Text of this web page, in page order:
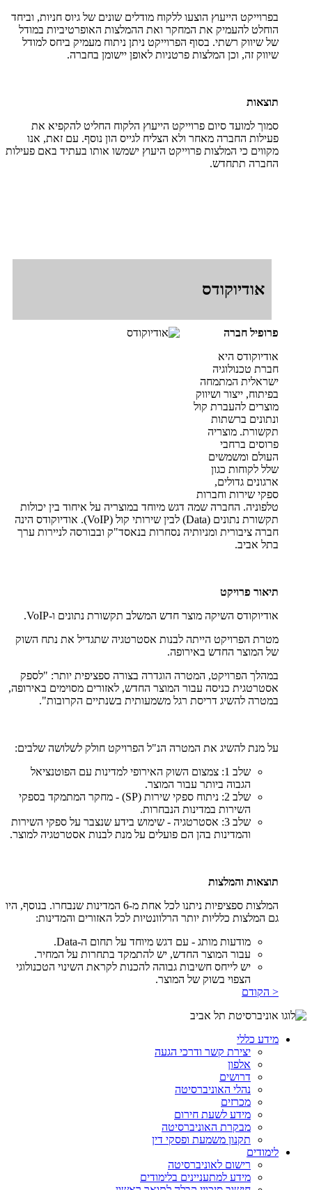
בפרוייקט הייעוץ הוצעו ללקוח מודלים שונים של גיוס חניות, וביחד
הוחלט להעמיק את המחקר ואת ההמלצות האופרטיביות במודל
של שיווק רשתי. בסוף הפרוייקט ניתן ניתוח מעמיק ביחס למודל
שיווק זה, וכן המלצות פרטניות לאופן יישומן בחברה.
תוצאות
סמוך למועד סיום פרוייקט הייעוץ הלקוח החליט להקפיא את
פעילות החברה מאחר ולא הצליח לגייס הון נוסף. עם זאת, אנו
מקווים כי המלצות פרוייקט היעוץ ישמשו אותו בעתיד באם פעילות
החברה תתחדש.
אודיוקודס
פרופיל חברה
אודיוקודס היא
חברת טכנולוגיה
ישראלית המתמחה
בפיתוח, ייצור ושיווק
מוצרים להעברת קול
ונתונים ברשתות
תקשורת. מוצריה
פרוסים ברחבי
העולם ומשמשים
שלל לקוחות כגון
ארגונים גדולים,
ספקי שירות וחברות
טלפוניה. החברה שמה דגש מיוחד במוצריה על איחוד בין יכולות
תקשורת נתונים (Data) לבין שירותי קול (VoIP). אודיוקודס הינה
חברה ציבורית ומניותיה נסחרות בנאסד"ק ובבורסה לניירות ערך
בתל אביב.
תיאור פרויקט
אודיוקודס השיקה מוצר חדש המשלב תקשורת נתונים ו-VoIP.
מטרת הפרויקט הייתה לבנות אסטרטגיה שתגדיל את נתח השוק
של המוצר החדש באירופה.
במהלך הפרויקט, המטרה הוגדרה בצורה ספציפית יותר: "לספק
אסטרטגית כניסה עבור המוצר החדש, לאזורים מסוימים באירופה,
במטרה להשיג דריסת רגל משמעותית בשנתיים הקרובות".
על מנת להשיג את המטרה הנ"ל הפרויקט חולק לשלושה שלבים:
שלב 1: צמצום השוק האירופי למדינות עם הפוטנציאל
הגבוה ביותר עבור המוצר.
שלב 2: ניתוח ספקי שירות (SP) - מחקר המתמקד בספקי
השירות במדינות הנבחרות.
שלב 3: אסטרטגיה - שימוש בידע שנצבר על ספקי השירות
והמדינות בהן הם פועלים על מנת לבנות אסטרטגיה למוצר.
תוצאות והמלצות
המלצות ספציפיות ניתנו לכל אחת מ-6 המדינות שנבחרו. בנוסף, היו
גם המלצות כלליות יותר הרלוונטיות לכל האזורים והמדינות:
מודעות מותג - עם דגש מיוחד על תחום ה-Data.
עבור המוצר החדש, יש להתמקד בתחרות על המחיר.
יש לייחס חשיבות גבוהה להכנות לקראת השינוי הטכנולוגי
הצפוי בשוק של המוצר.
< הקודם
מידע כללי
יצירת קשר ודרכי הגעה
אלפון
דרושים
נהלי האוניברסיטה
מכרזים
מידע לשעת חירום
מבקרת האוניברסיטה
תקנון משמעת ופסקי דין
לימודים
רישום לאוניברסיטה
מידע למתעניינים בלימודים